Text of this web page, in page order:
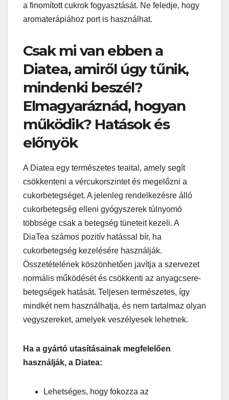
a finomított cukrok fogyasztását. Ne feledje, hogy
aromaterápiához port is használhat.
Csak mi van ebben a
Diatea, amiről úgy tűnik,
mindenki beszél?
Elmagyaráznád, hogyan
működik? Hatások és
előnyök
A Diatea egy természetes teaital, amely segít
csökkenteni a vércukorszintet és megelőzni a
cukorbetegséget. A jelenleg rendelkezésre álló
cukorbetegség elleni gyógyszerek túlnyomó
többsége csak a betegség tüneteit kezeli. A
DiaTea számos pozitív hatással bír, ha
cukorbetegség kezelésére használják.
Összetételének köszönhetően javítja a szervezet
normális működését és csökkenti az anyagcsere-
betegségek hatását. Teljesen természetes, így
mindkét nem használhatja, és nem tartalmaz olyan
vegyszereket, amelyek veszélyesek lehetnek.
Ha a gyártó utasításainak megfelelően
használják, a Diatea:
Lehetséges, hogy fokozza az